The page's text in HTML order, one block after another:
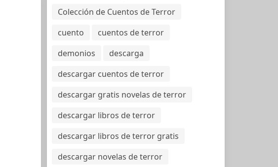
Colección de Cuentos de Terror
cuento
cuentos de terror
demonios
descarga
descargar cuentos de terror
descargar gratis novelas de terror
descargar libros de terror
descargar libros de terror gratis
descargar novelas de terror